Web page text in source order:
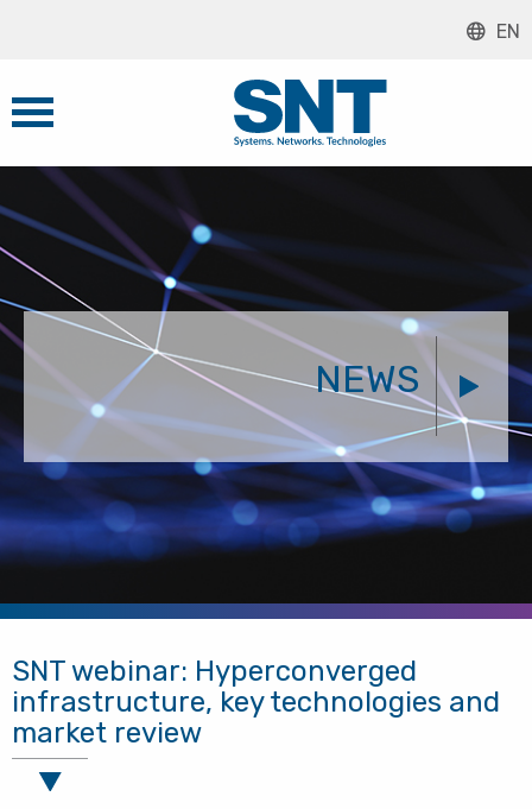
EN
NEWS
SNT webinar: Hyperconverged
infrastructure, key technologies and
market review